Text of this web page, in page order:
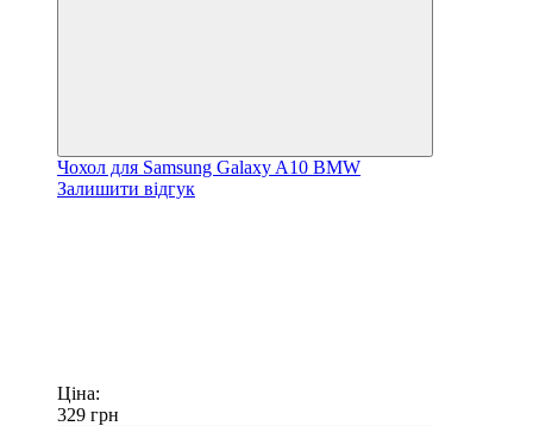
Чохол для Samsung Galaxy A10 BMW
Залишити відгук
Ціна:
329 грн